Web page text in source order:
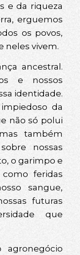
e da riqueza
erguemos
os povos,
neles vivem.
ancestral.
e nossos
identidade.
da
não só polui
também
nossas
o garimpo e
feridas
sangue,
futuras
que